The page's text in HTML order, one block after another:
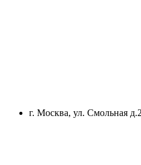
г. Москва, ул. Смольная